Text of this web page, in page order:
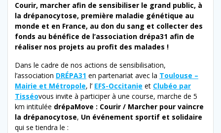
Courir, marcher afin de sensibiliser le grand public, à
la drépanocytose, première maladie génétique au
monde et en France, au don du sang et collecter des
fonds au bénéfice de l’association drépa31 afin de
réaliser nos projets au profit des malades !
Dans le cadre de nos actions de sensibilisation,
l’association DRÉPA31 en partenariat avec la Toulouse –
Mairie et Métropole, l’ EFS-Occitanie et Clubéo par
Tisséovous invite à participer à une course, marche de 5
km intitulée drépaMove : Courir / Marcher pour vaincre
la drépanocytose, Un événement sportif et solidaire
qui se tiendra le :